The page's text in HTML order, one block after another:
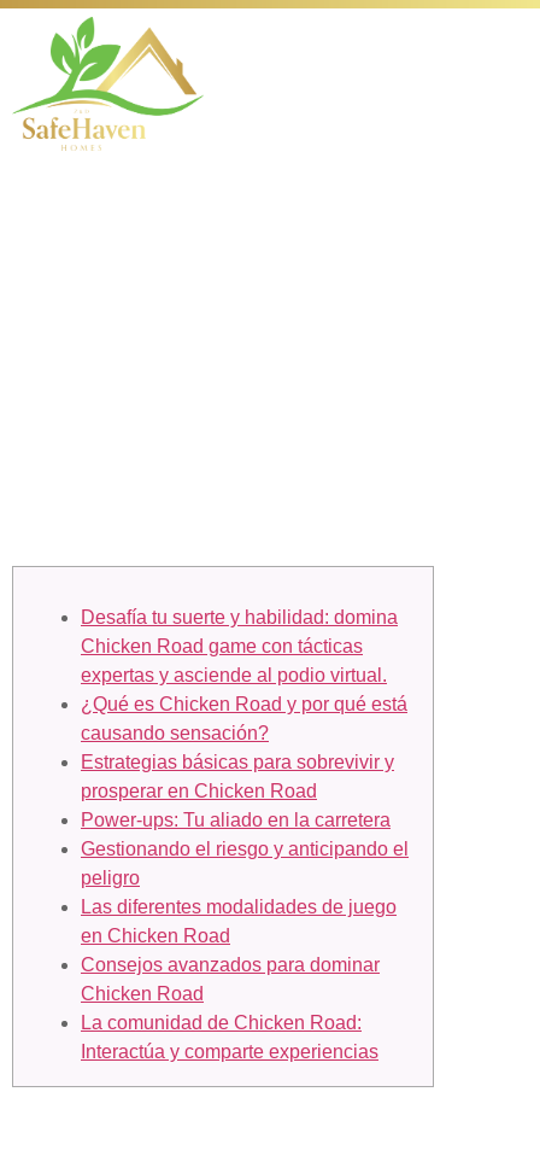
Desafía tu suerte y habilidad: domina
Chicken Road game con tácticas
expertas y asciende al podio virtual.
¿Qué es Chicken Road y por qué está
causando sensación?
Estrategias básicas para sobrevivir y
prosperar en Chicken Road
Power-ups: Tu aliado en la carretera
Gestionando el riesgo y anticipando el
peligro
Las diferentes modalidades de juego
en Chicken Road
Consejos avanzados para dominar
Chicken Road
La comunidad de Chicken Road:
Interactúa y comparte experiencias